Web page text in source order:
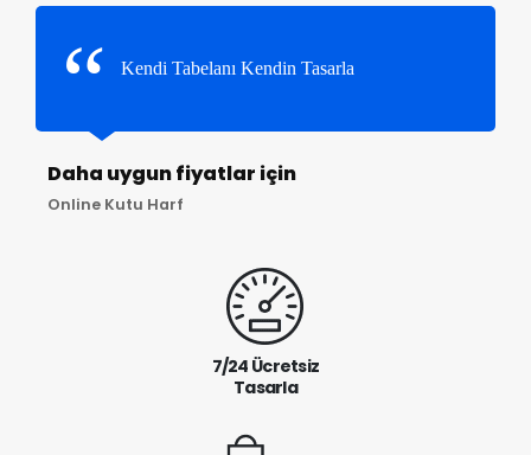
Kendi Tabelanı Kendin Tasarla
Daha uygun fiyatlar için
Online Kutu Harf
7/24 Ücretsiz
Tasarla